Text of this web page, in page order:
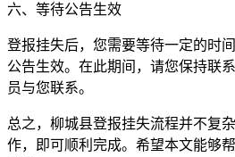
六、等待公告生效
登报挂失后，您需要等待一定的时
公告生效。在此期间，请您保持联
员与您联系。
总之，柳城县登报挂失流程并不复
作，即可顺利完成。希望本文能够